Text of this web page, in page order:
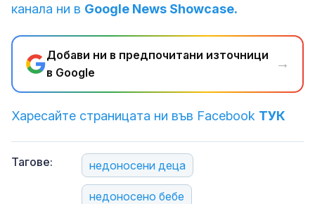
канала ни в Google News Showcase.
Добави ни в предпочитани източници
в Google
→
Харесайте страницата ни във Facebook ТУК
Тагове: недоносени деца
недоносено бебе